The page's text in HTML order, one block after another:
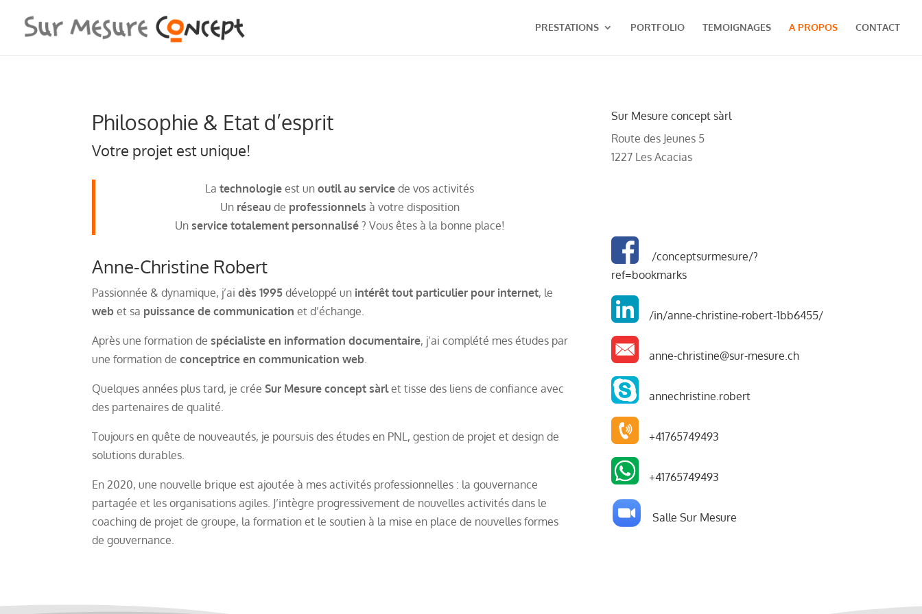
PRESTATIONS PORTFOLIO TEMOIGNAGES A PROPOS CONTACT
Philosophie & Etat d’esprit
Votre projet est unique!
Latechnologie est unoutil au service de vos activités
Un réseaude professionnels à votre disposition
Un service totalement personnalisé? Vous êtes à la bonne place!
Anne-Christine Robert
Passionnée & dynamique, j’aidès 1995 développé un intérêt tout particulier pour internet, le
web et sa puissance de communication et d’échange.
Après une formation despécialiste en information documentaire, j’ai complété mes études par
une formation deconceptrice en communication web
Quelques années plus tard, je créeSur Mesure concept sàrlet tisse des liens de confiance avec
des partenaires de qualité.
Toujours en quête de nouveautés, je poursuis des études en PNL, gestion de projet et design de
solutions durables.
En 2020, une nouvelle brique est ajoutée à mes activités professionnelles : la gouvernance
partagée et les organisations agiles. J’intègre progressivement de nouvelles activités dans le
coaching de projet de groupe, la formation et le soutien à la mise en place de nouvelles formes
de gouvernance.
Sur Mesure concept sàrl
Route des Jeunes 5
1227 Les Acacias
/conceptsurmesure/?
ref=bookmarks
/in/anne-christine-robert-1bb6455/
anne-christine@sur-mesure.ch
annechristine.robert
+41765749493
+41765749493
Salle Sur Mesure